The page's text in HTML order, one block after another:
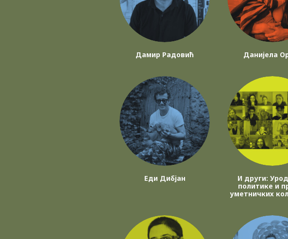
Дамир Радовић Данијела
Еди Дибјан
И други:
политике и
уметничких